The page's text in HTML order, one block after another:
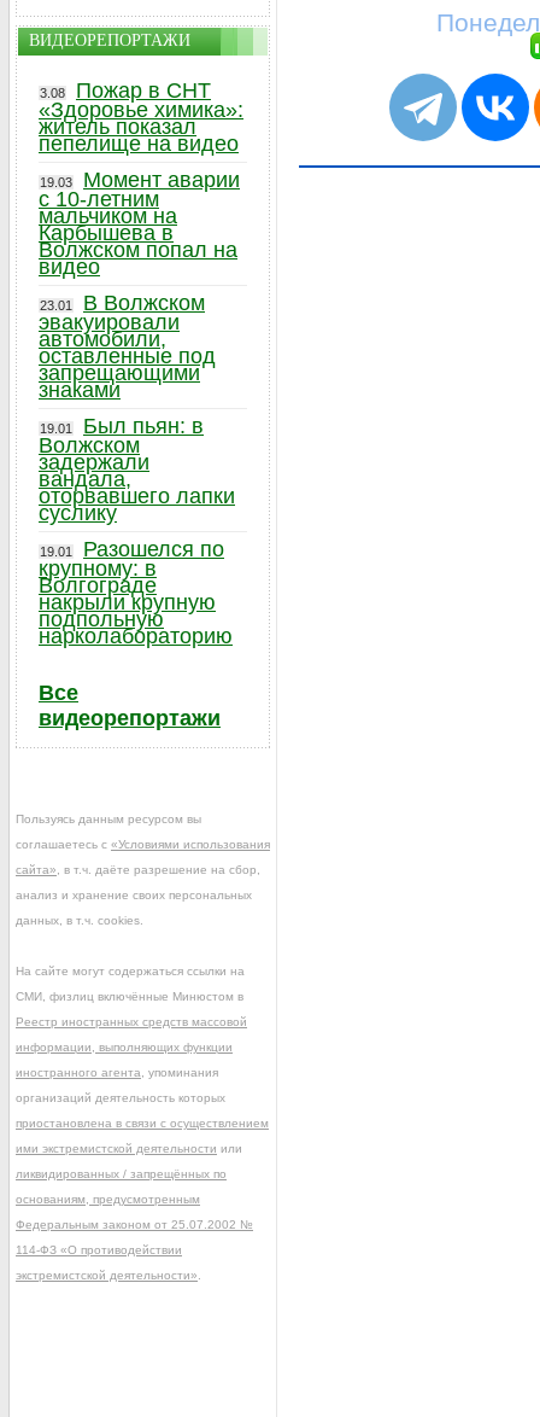
ВИДЕОРЕПОРТАЖИ
3.08
Пожар в СНТ
«Здоровье химика»:
житель показал
пепелище на видео
19.03
Момент аварии
с 10-летним
мальчиком на
Карбышева в
Волжском попал на
видео
23.01
В Волжском
эвакуировали
автомобили,
оставленные под
запрещающими
знаками
19.01
Был пьян: в
Волжском
задержали
вандала,
оторвавшего лапки
суслику
19.01
Разошелся по
крупному: в
Волгограде
накрыли крупную
подпольную
нарколабораторию
Все
видеорепортажи
Пользуясь данным ресурсом вы
соглашаетесь с «Условиями использования
сайта» , в т.ч. даёте разрешение на сбор,
анализ и хранение своих персональных
данных, в т.ч. cookies.
На сайте могут содержаться ссылки на
СМИ, физлиц включённые Минюстом в
Реестр иностранных средств массовой
информации, выполняющих функции
иностранного агента , упоминания
организаций деятельность которых
приостановлена в связи с осуществлением
ими экстремистской деятельности или
ликвидированных / запрещённых по
основаниям, предусмотренным
Федеральным законом от 25.07.2002 №
114-ФЗ «О противодействии
экстремистской деятельности»